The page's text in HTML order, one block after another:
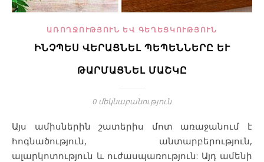
ԱՌՈՂՋՈՒԹՅՈՒՆ ԵՎ ԳԵՂԵՑԿՈՒԹՅՈՒՆ
ԻՆՉՊԵՍ ՎԵՐԱՑՆԵԼ ՊԵՊԵՆՆԵՐԸ ԵՒ Թ
ԱՐՄԱՑՆԵԼ ՄԱՇԿԸ
0 մեկնաբանություն
Այս ամիսներին շատերիս մոտ առաջանում է
հոգնածություն, անտարբերություն,
ալարկոտություն և ուժասպառություն: Այդ ամենի